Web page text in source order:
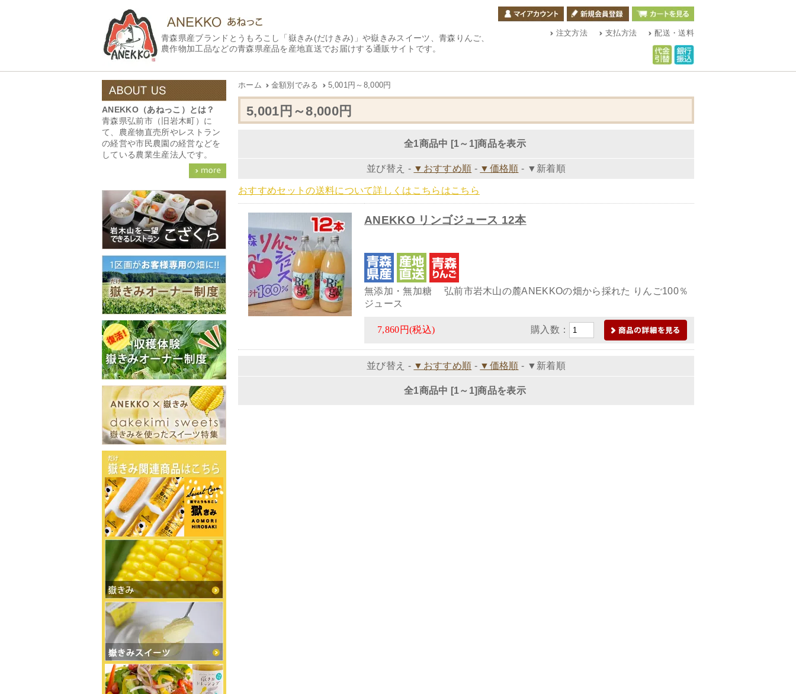
青森県産ブランドとうもろこし「嶽きみ(だけきみ)」や嶽きみスイーツ、青森りんご、
農作物加工品などの青森県産品を産地直送でお届けする通販サイトです。
配送・送料
支払方法
注文方法
ホーム 金額別でみる 5,001円～8,000円
5,001円～8,000円
全1商品中 [1～1]商品を表示
並び替え - ▼おすすめ順 - ▼価格順 - ▼新着順
おすすめセットの送料について詳しくはこちらはこちら
ANEKKO リンゴジュース 12本
無添加・無加糖 弘前市岩木山の麓ANEKKOの畑から採れた りんご100％
ジュース
7,860円(税込) 購入数：
並び替え - ▼おすすめ順 - ▼価格順 - ▼新着順
全1商品中 [1～1]商品を表示
ANEKKO（あねっこ）とは？
青森県弘前市（旧岩木町）に
て、農産物直売所やレストラン
の経営や市民農園の経営などを
している農業生産法人です。